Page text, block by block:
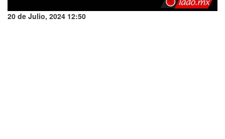
20 de Julio, 2024 12:50